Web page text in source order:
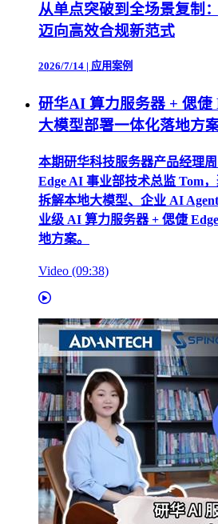
从单点突破到全场景复制
迈向高效合规新范式
2026/7/14 | 应用案例
研华AI 算力服务器 + 偲倢
大模型部署一体化落地方
本期研华科技服务器产品经理
Edge AI 事业部技术总监 Tom
拆解本地大模型、企业 AI
业级 AI 算力服务器 + 偲倢
地方案。
Video (09:38)